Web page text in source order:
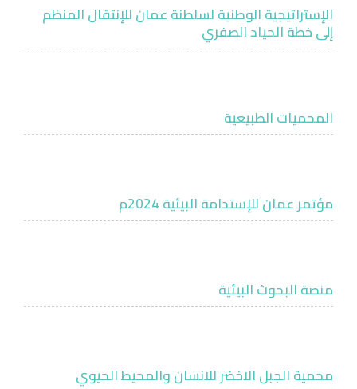
الإستراتيجية الوطنية لسلطنة عمان للإنتقال المنظم
إلى خطة الحياد الصفري
المحميات الطبيعية
مؤتمر عمان للإستدامة البيئية 2024م
منصة البحوث البيئية
محمية الجبل الاخضر للانسان والمحيط الحيوي